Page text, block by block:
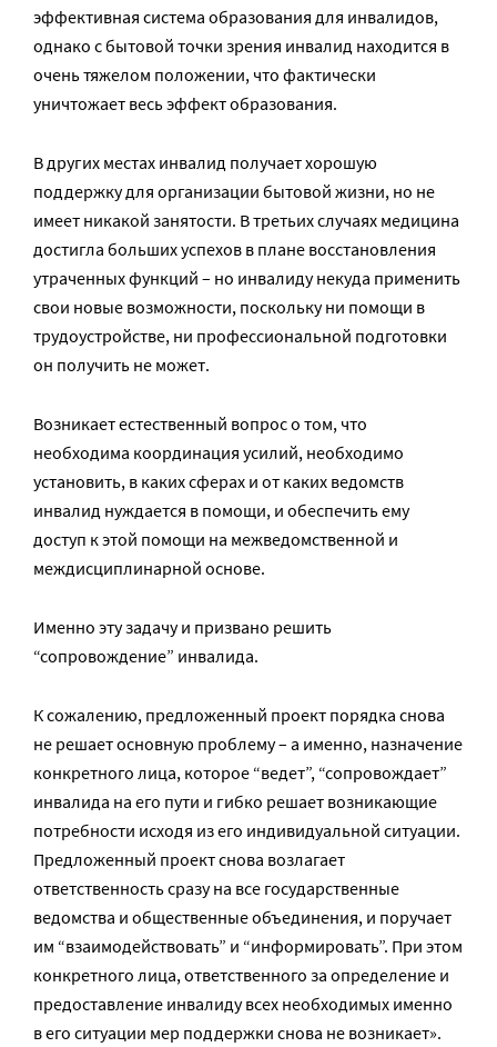
эффективная система образования для инвалидов,
однако с бытовой точки зрения инвалид находится в
очень тяжелом положении, что фактически
уничтожает весь эффект образования.
В других местах инвалид получает хорошую
поддержку для организации бытовой жизни, но не
имеет никакой занятости. В третьих случаях медицина
достигла больших успехов в плане восстановления
утраченных функций – но инвалиду некуда применить
свои новые возможности, поскольку ни помощи в
трудоустройстве, ни профессиональной подготовки
он получить не может.
Возникает естественный вопрос о том, что
необходима координация усилий, необходимо
установить, в каких сферах и от каких ведомств
инвалид нуждается в помощи, и обеспечить ему
доступ к этой помощи на межведомственной и
междисциплинарной основе.
Именно эту задачу и призвано решить
“сопровождение” инвалида.
К сожалению, предложенный проект порядка снова
не решает основную проблему – а именно, назначение
конкретного лица, которое “ведет”, “сопровождает”
инвалида на его пути и гибко решает возникающие
потребности исходя из его индивидуальной ситуации.
Предложенный проект снова возлагает
ответственность сразу на все государственные
ведомства и общественные объединения, и поручает
им “взаимодействовать” и “информировать”. При этом
конкретного лица, ответственного за определение и
предоставление инвалиду всех необходимых именно
в его ситуации мер поддержки снова не возникает».